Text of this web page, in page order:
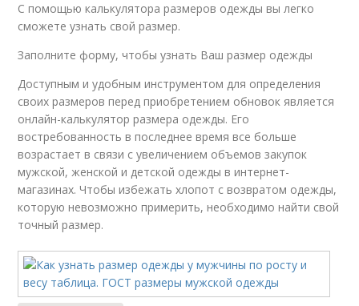
С помощью калькулятора размеров одежды вы легко
сможете узнать свой размер.
Заполните форму, чтобы узнать Ваш размер одежды
Доступным и удобным инструментом для определения
своих размеров перед приобретением обновок является
онлайн-калькулятор размера одежды. Его
востребованность в последнее время все больше
возрастает в связи с увеличением объемов закупок
мужской, женской и детской одежды в интернет-
магазинах. Чтобы избежать хлопот с возвратом одежды,
которую невозможно примерить, необходимо найти свой
точный размер.